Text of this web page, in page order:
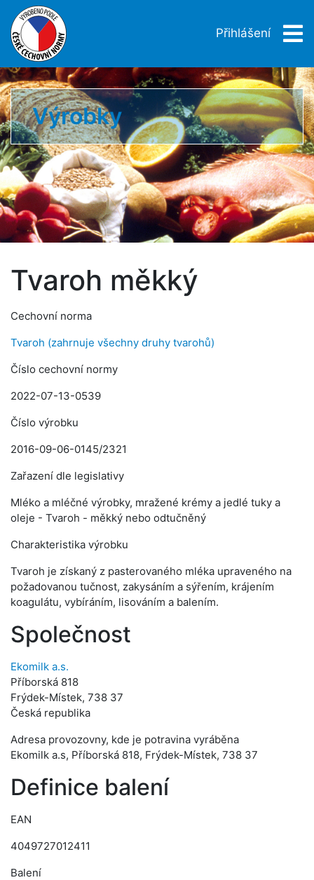
Přihlášení
Výrobky
Tvaroh měkký
Cechovní norma
Tvaroh (zahrnuje všechny druhy tvarohů)
Číslo cechovní normy
2022-07-13-0539
Číslo výrobku
2016-09-06-0145/2321
Zařazení dle legislativy
Mléko a mléčné výrobky, mražené krémy a jedlé tuky a
oleje - Tvaroh - měkký nebo odtučněný
Charakteristika výrobku
Tvaroh je získaný z pasterovaného mléka upraveného na
požadovanou tučnost, zakysáním a sýřením, krájením
koagulátu, vybíráním, lisováním a balením.
Společnost
Ekomilk a.s.
Příborská 818
Frýdek-Místek, 738 37
Česká republika
Adresa provozovny, kde je potravina vyráběna
Ekomilk a.s, Příborská 818, Frýdek-Místek, 738 37
Definice balení
EAN
4049727012411
Balení